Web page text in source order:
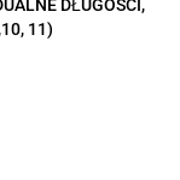
DŁUGOŚCI,
11)